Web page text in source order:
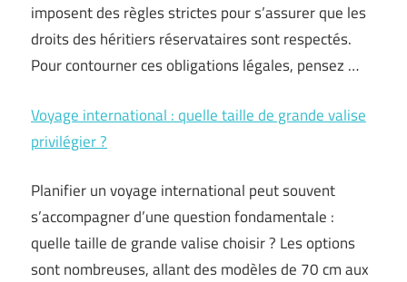
imposent des règles strictes pour s’assurer que les
droits des héritiers réservataires sont respectés.
Pour contourner ces obligations légales, pensez …
Voyage international : quelle taille de grande valise
privilégier ?
Planifier un voyage international peut souvent
s’accompagner d’une question fondamentale :
quelle taille de grande valise choisir ? Les options
sont nombreuses, allant des modèles de 70 cm aux